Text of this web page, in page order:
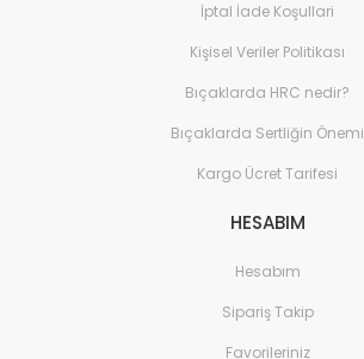
İptal İade Koşullari
Kişisel Veriler Politikası
Bıçaklarda HRC nedir?
Bıçaklarda Sertliğin Önemi
Kargo Ücret Tarifesi
HESABIM
Hesabım
Sipariş Takip
Favorileriniz